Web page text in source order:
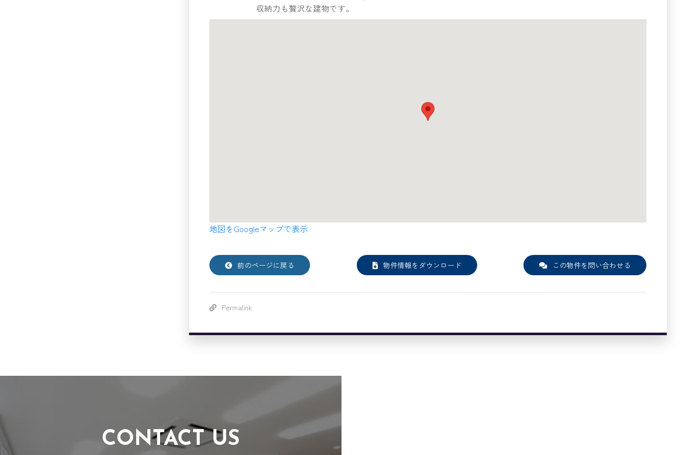
収納力も贅沢な建物です。
地図をGoogleマップで表示
この物件を問い合わせる
物件情報をダウンロード
前のページに戻る
Permalink
CONTACT US